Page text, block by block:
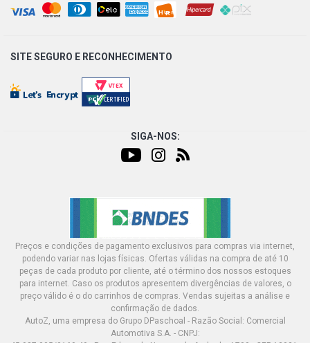
SITE SEGURO E RECONHECIMENTO
SIGA-NOS:
Preços e condições de pagamento exclusivos para compras via internet,
podendo variar nas lojas físicas. Ofertas válidas na compra de até 10
peças de cada produto por cliente, até o término dos nossos estoques
para internet. Caso os produtos apresentem divergências de valores, o
preço válido é o do carrinhos de compras. Vendas sujeitas a análise e
confirmação de dados.
AutoZ, uma empresa do Grupo DPaschoal - Razão Social: Comercial
Automotiva S.A. - CNPJ: